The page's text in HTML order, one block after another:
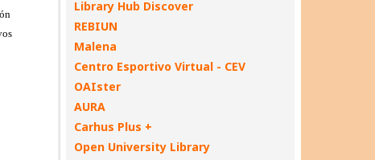
Library Hub Discover
REBIUN
Malena
Centro Esportivo Virtual - CEV
OAIster
AURA
Carhus Plus +
Open University Library